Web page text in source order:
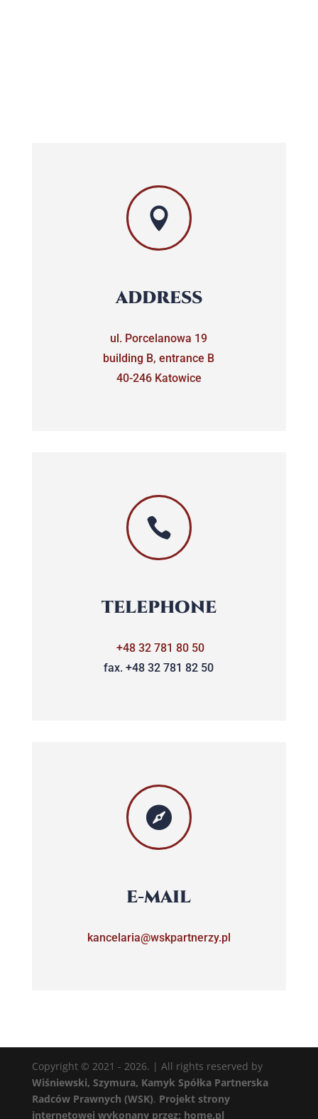

ADDRESS
ul. Porcelanowa 19
building B, entrance B
40-246 Katowice

TELEPHONE
+48 32 781 80 50
fax. +48 32 781 82 50

E-MAIL
kancelaria@wskpartnerzy.pl
Copyright © 2021 - 2026. | All rights reserved by
Wiśniewski, Szymura, Kamyk Spółka Partnerska
Radców Prawnych (WSK). Projekt strony
internetowej wykonany przez: home.pl